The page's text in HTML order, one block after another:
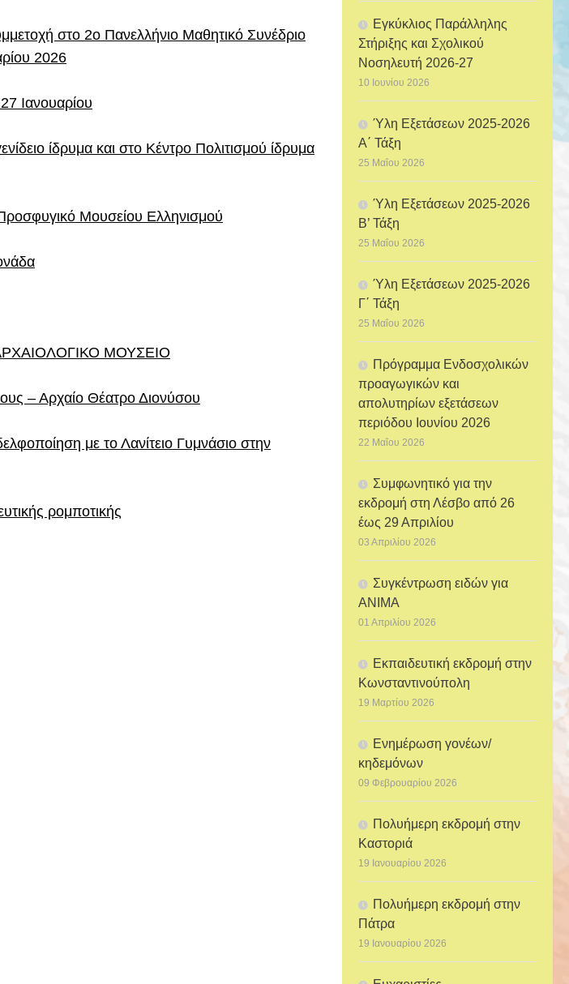
στο 2ο Πανελλήνιο Μαθητικό Συνέδριο
2026
Ιανουαρίου
ίδρυμα και στο Κέντρο Πολιτισμού ίδρυμα
Μουσείου Ελληνισμού
ΜΟΥΣΕΙΟ
– Αρχαίο Θέατρο Διονύσου
με το Λανίτειο Γυμνάσιο στην
ρομποτικής
Εγκύκλιος Παράλληλης
Στήριξης και Σχολικού
Νοσηλευτή 2026-27
10 Ιουνίου 2026
Ύλη Εξετάσεων 2025-2026
Α΄ Τάξη
25 Μαΐου 2026
Ύλη Εξετάσεων 2025-2026
Β’ Τάξη
25 Μαΐου 2026
Ύλη Εξετάσεων 2025-2026
Γ΄ Τάξη
25 Μαΐου 2026
Πρόγραμμα Ενδοσχολικών
προαγωγικών και
απολυτηρίων εξετάσεων
περιόδου Ιουνίου 2026
22 Μαΐου 2026
Συμφωνητικό για την
εκδρομή στη Λέσβο από 26
έως 29 Απριλίου
03 Απριλίου 2026
Συγκέντρωση ειδών για
ANIMA
01 Απριλίου 2026
Εκπαιδευτική εκδρομή στην
Κωνσταντινούπολη
19 Μαρτίου 2026
Ενημέρωση γονέων/
κηδεμόνων
09 Φεβρουαρίου 2026
Πολυήμερη εκδρομή στην
Καστοριά
19 Ιανουαρίου 2026
Πολυήμερη εκδρομή στην
Πάτρα
19 Ιανουαρίου 2026